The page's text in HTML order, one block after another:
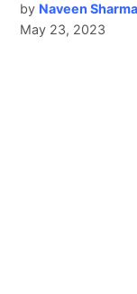
by Naveen Sharma
May 23, 2023